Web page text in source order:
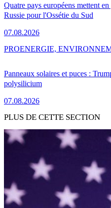
Quatre pays européens mettent
Russie pour l'Ossétie du Sud
07.08.2026
Panneaux solaires et puces :
polysilicium
07.08.2026
PROENERGIE,
PLUS DE CETTE SECTION